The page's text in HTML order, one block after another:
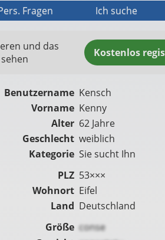
Fragen Ich suche
Kostenlos
und das
Benutzername Kensch
Vorname Kenny
Alter 62 Jahre
Geschlecht weiblich
Kategorie Sie sucht Ihn
PLZ 53×××
Wohnort Eifel
Land Deutschland
Größe conse